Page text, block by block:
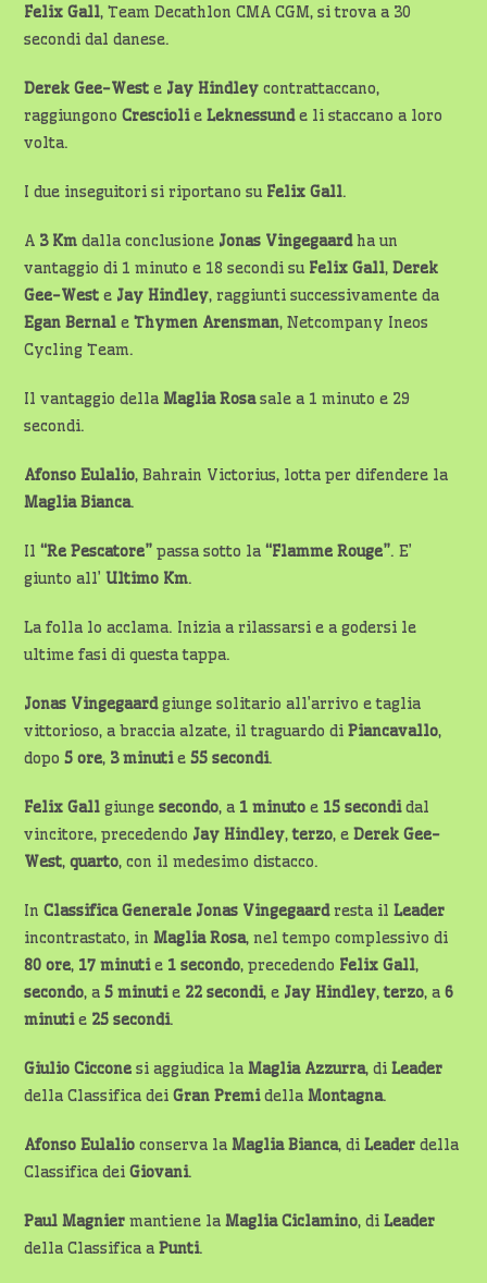
Felix Gall, Team Decathlon CMA CGM, si trova a 30
secondi dal danese.
Derek Gee-West e Jay Hindley contrattaccano,
raggiungonoCresciolieLeknessunde li staccano a loro
volta.
I due inseguitori si riportano su Felix Gall.
A 3 Km dalla conclusione Jonas Vingegaardha un
vantaggio di 1 minuto e 18 secondi su Felix Gall,Derek
Gee-West e Jay Hindley, raggiunti successivamente da
Egan Bernal eThymen Arensman, Netcompany Ineos
Cycling Team.
Il vantaggio dellaMaglia Rosasale a 1 minuto e 29
secondi.
Afonso Eulalio, Bahrain Victorius, lotta per difendere la
Maglia Bianca.
Il“Re Pescatore” passa sotto la“Flamme Rouge”. E’
giunto all’Ultimo Km.
La folla lo acclama. Inizia a rilassarsi e a godersi le
ultime fasi di questa tappa.
Jonas Vingegaardgiunge solitario all’arrivo e taglia
vittorioso, a braccia alzate, il traguardo diPiancavallo,
dopo5 ore, 3 minutie55 secondi.
Felix Gall giungesecondo, a 1 minuto e 15 secondidal
vincitore, precedendo Jay Hindley,terzo, eDerek Gee-
West,quarto, con il medesimo distacco.
InClassifica Generale Jonas Vingegaardresta ilLeader
incontrastato, inMaglia Rosa, nel tempo complessivo di
80 ore, 17 minutie 1 secondo, precedendo Felix Gall,
secondo, a5 minutie 22 secondi, e Jay Hindley,terzo, a6
minutie 25 secondi.
Giulio Ciccone si aggiudica laMaglia Azzurra, diLeader
della Classifica deiGran PremidellaMontagna.
Afonso Eulalio conserva laMaglia Bianca, diLeader della
Classifica deiGiovani.
Paul Magnier mantiene laMaglia Ciclamino, diLeader
della Classifica aPunti.